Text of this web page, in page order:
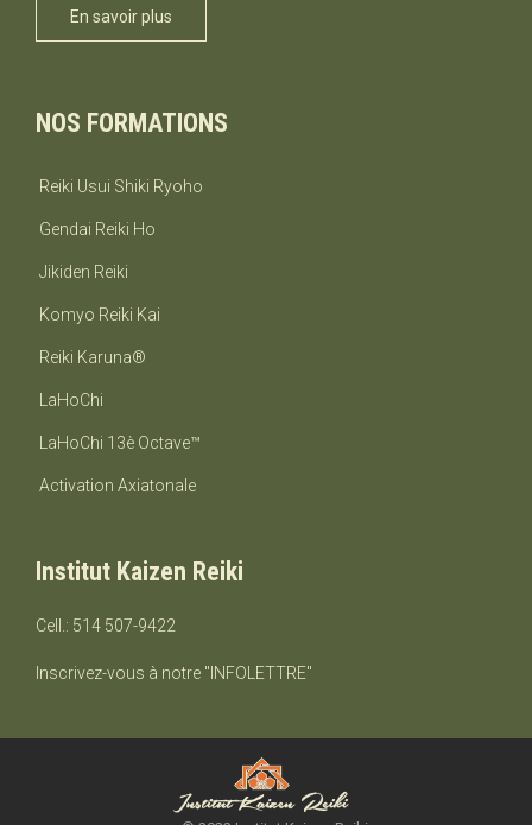
En savoir plus
NOS FORMATIONS
Reiki Usui Shiki Ryoho
Gendai Reiki Ho
Jikiden Reiki
Komyo Reiki Kai
Reiki Karuna®
LaHoChi
LaHoChi 13è Octave™
Activation Axiatonale
Institut Kaizen Reiki
Cell.: 514 507-9422
Inscrivez-vous à notre "INFOLETTRE"